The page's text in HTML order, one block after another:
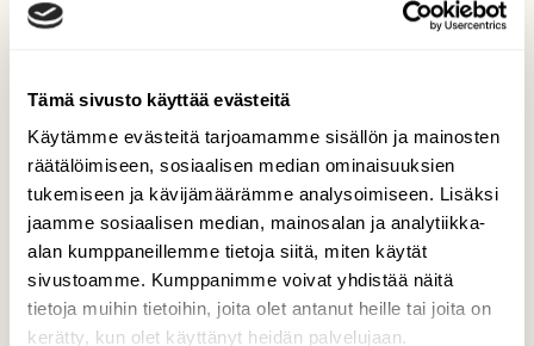
Tämä sivusto käyttää evästeitä
Käytämme evästeitä tarjoamamme sisällön ja mainosten
räätälöimiseen, sosiaalisen median ominaisuuksien
tukemiseen ja kävijämäärämme analysoimiseen. Lisäksi
jaamme sosiaalisen median, mainosalan ja analytiikka-
alan kumppaneillemme tietoja siitä, miten käytät
sivustoamme. Kumppanimme voivat yhdistää näitä
tietoja muihin tietoihin, joita olet antanut heille tai joita on
kerätty, kun olet käyttänyt heidän palvelujaan.